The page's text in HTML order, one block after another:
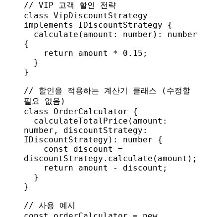
// VIP 고객 할인 전략
class
VipDiscountStrategy
implements
IDiscountStrategy {
  calculate
( amount : number ): number
{
    return
amount * 0.15 ;
  }
}
// 할인을 적용하는 계산기 클래스 (수정할
필요 없음)
class
OrderCalculator {
  calculateTotalPrice
( amount
number , discountStrategy
IDiscountStrategy ): number {
    const
discount
discountStrategy . calculate ( amount );
    return
amount - discount ;
  }
}
// 사용 예시